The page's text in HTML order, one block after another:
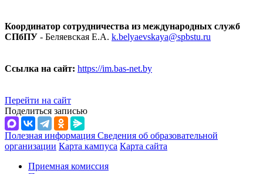
Координатор сотрудничества из международных служб
СПбПУ - Беляевская Е.А. k.belyaevskaya@spbstu.ru
Ссылка на сайт: https://im.bas-net.by
Перейти на сайт
Поделиться записью
Полезная информация Сведения об образовательной
организации Карта кампуса Карта сайта
Приемная комиссия